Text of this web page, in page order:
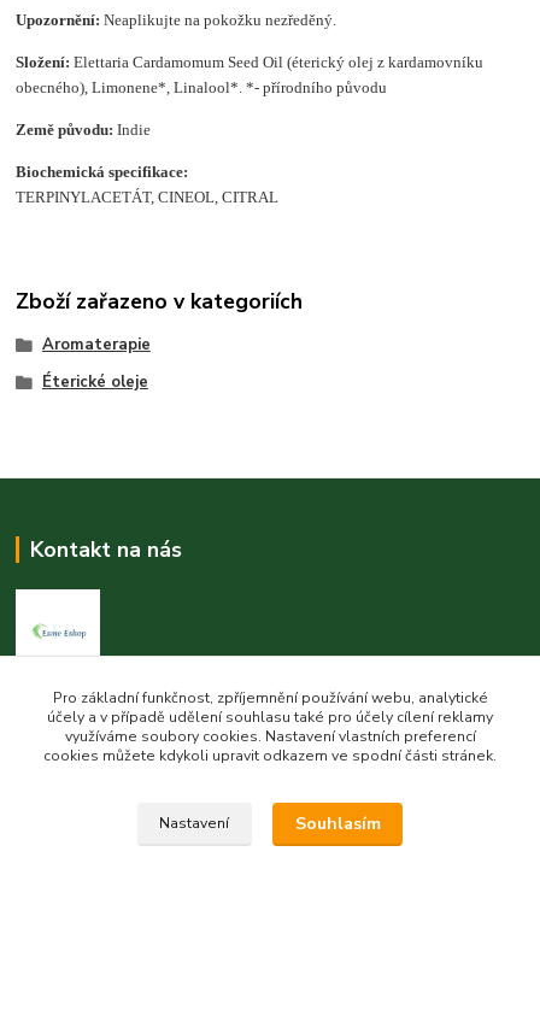
Upozornění: Neaplikujte na pokožku nezředěný.
Složení: Elettaria Cardamomum Seed Oil (éterický olej z kardamovníku
obecného), Limonene*, Linalool*. *- přírodního původu
Země původu: Indie
Biochemická specifikace:
TERPINYLACETÁT, CINEOL, CITRAL
Zboží zařazeno v kategoriích
Aromaterapie
Éterické oleje
Kontakt na nás
Esme eshop
Jan Vohlídal
objednavky@esme-eshop.cz
Pro základní funkčnost, zpříjemnění používání webu, analytické
účely a v případě udělení souhlasu také pro účely cílení reklamy
využíváme soubory cookies. Nastavení vlastních preferencí
cookies můžete kdykoli upravit odkazem ve spodní části stránek.
Nastavení Souhlasím